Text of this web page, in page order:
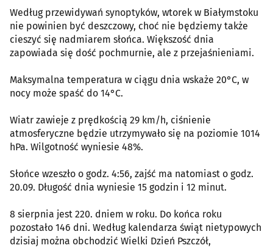
Według przewidywań synoptyków, wtorek w Białymstoku
nie powinien być deszczowy, choć nie będziemy także
cieszyć się nadmiarem słońca. Większość dnia
zapowiada się dość pochmurnie, ale z przejaśnieniami.
Maksymalna temperatura w ciągu dnia wskaże 20°C, w
nocy może spaść do 14°C.
Wiatr zawieje z prędkością 29 km/h, ciśnienie
atmosferyczne będzie utrzymywało się na poziomie 1014
hPa. Wilgotność wyniesie 48%.
Słońce wzeszło o godz. 4:56, zajść ma natomiast o godz.
20.09. Długość dnia wyniesie 15 godzin i 12 minut.
8 sierpnia jest 220. dniem w roku. Do końca roku
pozostało 146 dni. Według kalendarza świąt nietypowych
dzisiaj można obchodzić Wielki Dzień Pszczół,